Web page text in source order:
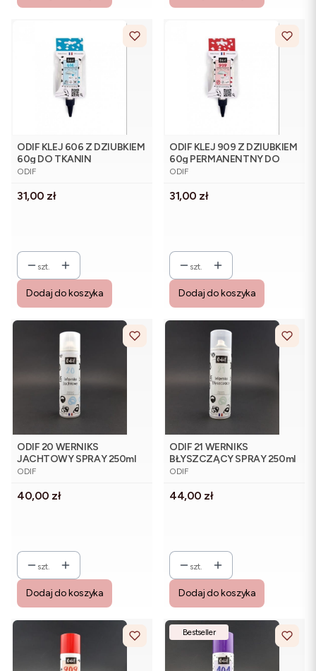
ODIF KLEJ 606 Z DZIUBKIEM
60g DO TKANIN
TERMOUTWARDZALNY
PRODUCENT
ODIF
Cena
31,00 zł
szt.
Dodaj do koszyka
ODIF KLEJ 909 Z DZIUBKIEM
60g PERMANENTNY DO
TKANIN I INNYCH
PRODUCENT
ODIF
Cena
31,00 zł
szt.
Dodaj do koszyka
ODIF 20 WERNIKS
JACHTOWY SPRAY 250ml
PRODUCENT
ODIF
Cena
40,00 zł
szt.
Dodaj do koszyka
ODIF 21 WERNIKS
BŁYSZCZĄCY SPRAY 250ml
PRODUCENT
ODIF
Cena
44,00 zł
szt.
Dodaj do koszyka
Bestseller